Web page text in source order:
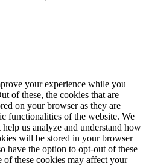
your experience while you
of these, the cookies that are
on your browser as they are
functionalities of the website. We
us analyze and understand how
will be stored in your browser
have the option to opt-out of these
these cookies may affect your